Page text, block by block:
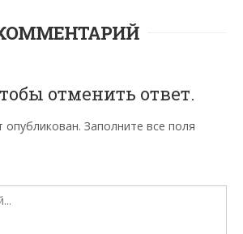
отменить ответ.
Заполните все поля